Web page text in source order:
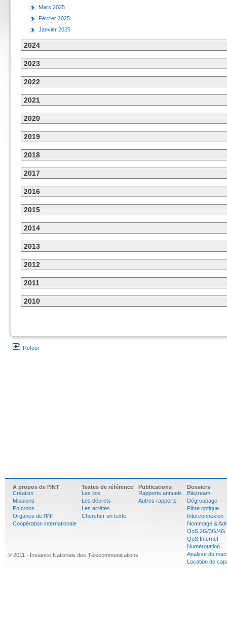
Mars 2025
Février 2025
Janvier 2025
2024
2023
2022
2021
2020
2019
2018
2017
2016
2015
2014
2013
2012
2011
2010
Retour
A propos de l’INT
Création
Missions
Pouvoirs
Organes de l’INT
Coopération internationale
Textes de référence
Les lois
Les décrets
Les arrêtés
Chercher un texte
Publications
Rapports annuels
Autres rapports
Dossiers
Bitstream
Dégroupage
Fibre optique
Interconnexion
Nommage &
QoS 2G/3G/4G
QoS Internet
Numérotation
Analyse du
Location de
© 2011 - Instance Nationale des Télécommunications.